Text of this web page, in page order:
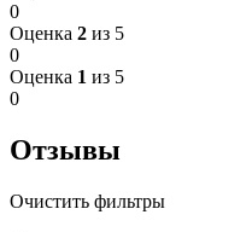
0
Оценка 2 из 5
0
Оценка 1 из 5
0
Отзывы
Очистить фильтры